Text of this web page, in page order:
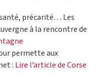
précarité… Les
à la rencontre de
permette aux
: Lire l’article de Corse